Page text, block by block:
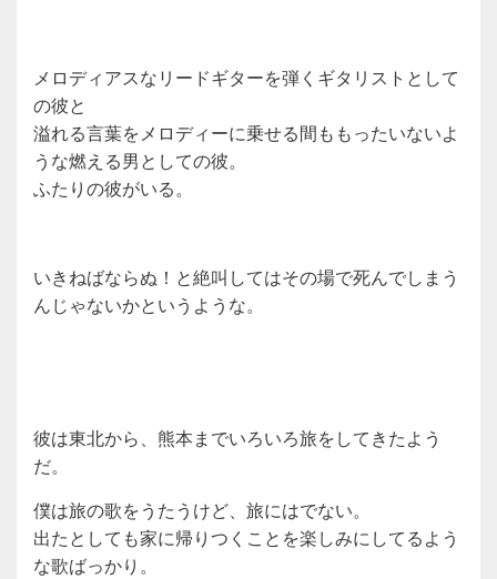
メロディアスなリードギターを弾くギタリストとして
の彼と
溢れる言葉をメロディーに乗せる間ももったいないよ
うな燃える男としての彼。
ふたりの彼がいる。
いきねばならぬ！と絶叫してはその場で死んでしまう
んじゃないかというような。
彼は東北から、熊本までいろいろ旅をしてきたよう
だ。
僕は旅の歌をうたうけど、旅にはでない。
出たとしても家に帰りつくことを楽しみにしてるよう
な歌ばっかり。